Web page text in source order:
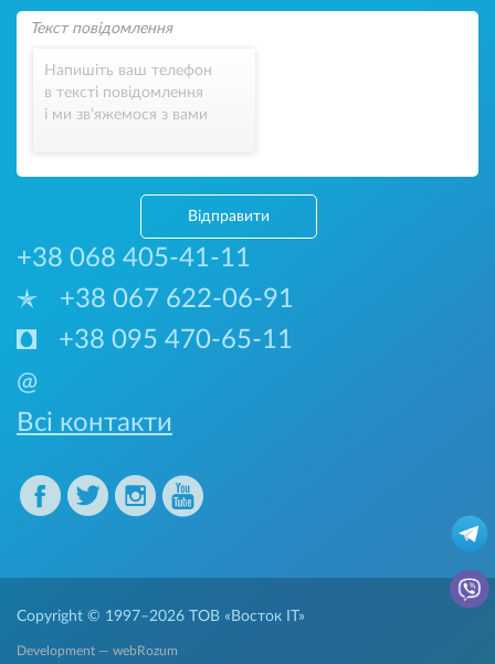
Напишіть ваш телефон
в тексті повідомлення
і ми зв’яжемося з вами
Відправити
+38 068 405-41-11
+38 067 622-06-91
+38 095 470-65-11
@
Всі контакти
Copyright © 1997–2026 ТОВ «Восток IT»
Development — webRozum